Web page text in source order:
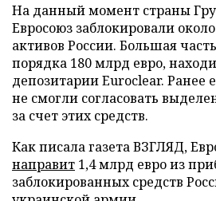
На данный момент страны
Евросоюз заблокировали
активов России. Большая
порядка 180 млрд евро,
депозитарии Euroclear. Ранее
не смогли согласовать
за счет этих средств.
Как писала газета ВЗГЛЯД,
направит 1,4 млрд евро из
заблокированных средств